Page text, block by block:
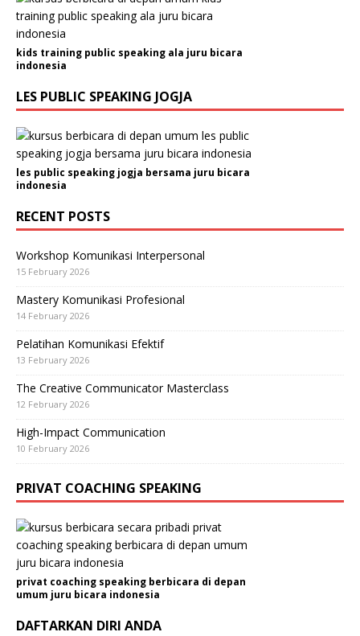
kids training public speaking ala juru bicara
indonesia
LES PUBLIC SPEAKING JOGJA
les public speaking jogja bersama juru bicara
indonesia
RECENT POSTS
Workshop Komunikasi Interpersonal
15 February 2026
Mastery Komunikasi Profesional
14 February 2026
Pelatihan Komunikasi Efektif
13 February 2026
The Creative Communicator Masterclass
12 February 2026
High-Impact Communication
10 February 2026
PRIVAT COACHING SPEAKING
privat coaching speaking berbicara di depan
umum juru bicara indonesia
DAFTARKAN DIRI ANDA